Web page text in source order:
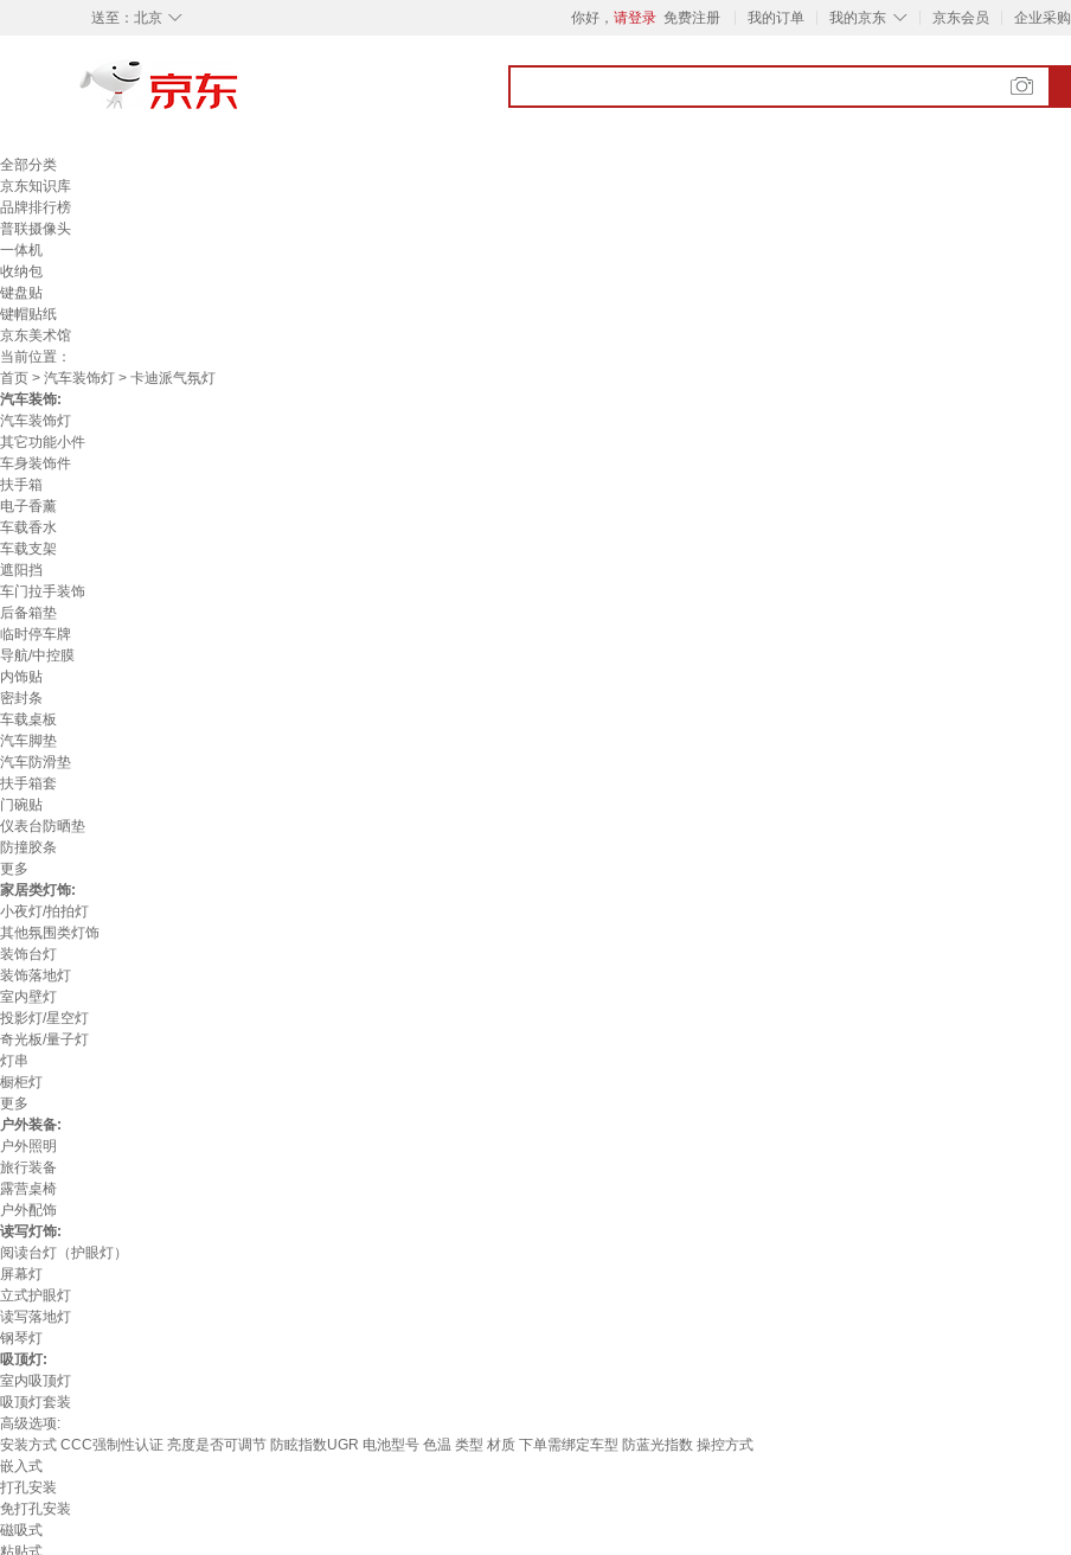
◇
送至： 北京 你好， 请登录 免费注册 我的订单 ◇
我的京东 京东会员 企业采购
全部分类
京东知识库
品牌排行榜
普联摄像头
一体机
收纳包
键盘贴
键帽贴纸
京东美术馆
当前位置：
首页 > 汽车装饰灯 > 卡迪派气氛灯
汽车装饰:
汽车装饰灯
其它功能小件
车身装饰件
扶手箱
电子香薰
车载香水
车载支架
遮阳挡
车门拉手装饰
后备箱垫
临时停车牌
导航/中控膜
内饰贴
密封条
车载桌板
汽车脚垫
汽车防滑垫
扶手箱套
门碗贴
仪表台防晒垫
防撞胶条
更多
家居类灯饰:
小夜灯/拍拍灯
其他氛围类灯饰
装饰台灯
装饰落地灯
室内壁灯
投影灯/星空灯
奇光板/量子灯
灯串
橱柜灯
更多
户外装备:
户外照明
旅行装备
露营桌椅
户外配饰
读写灯饰:
阅读台灯（护眼灯）
屏幕灯
立式护眼灯
读写落地灯
钢琴灯
吸顶灯:
室内吸顶灯
吸顶灯套装
高级选项:
安装方式 CCC强制性认证 亮度是否可调节 防眩指数UGR 电池型号 色温 类型 材质 下单需绑定车型 防蓝光指数 操控方式
嵌入式
打孔安装
免打孔安装
磁吸式
粘贴式